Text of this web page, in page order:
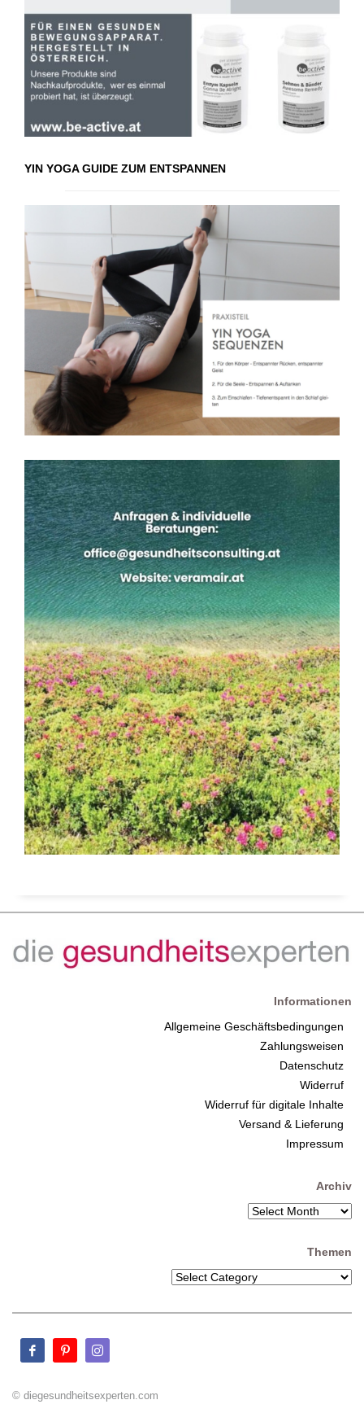
YIN YOGA GUIDE ZUM ENTSPANNEN
Informationen
Allgemeine Geschäftsbedingungen
Zahlungsweisen
Datenschutz
Widerruf
Widerruf für digitale Inhalte
Versand & Lieferung
Impressum
Archiv
Themen
© diegesundheitsexperten.com